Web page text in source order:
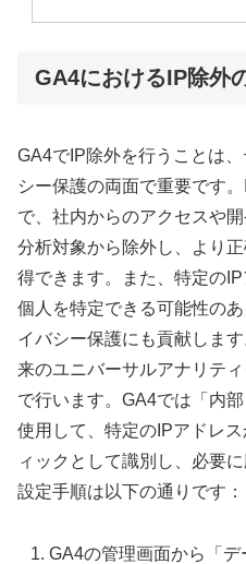
GA4におけるIP除外
GA4でIP除外を行うことは
シー保護の両面で重要です
で、社内からのアクセスや
分析対象から除外し、より
得できます。また、特定の
個人を特定できる可能性の
イバシー保護にも貢献しま
来のユニバーサルアナリテ
で行います。GA4では「内
使用して、特定のIPアドレ
ィックとして識別し、必要
設定手順は以下の通りです：
GA4の管理画面から「